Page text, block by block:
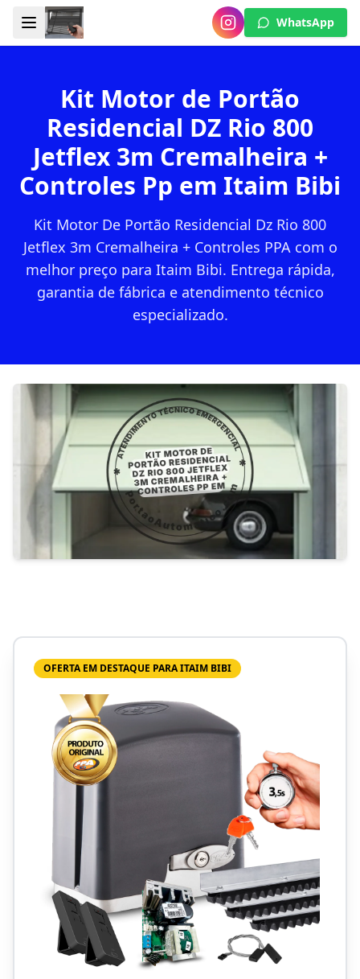
WhatsApp
Kit Motor de Portão
Residencial DZ Rio 800
Jetflex 3m Cremalheira +
Controles Pp em Itaim Bibi
Kit Motor De Portão Residencial Dz Rio 800
Jetflex 3m Cremalheira + Controles PPA com o
melhor preço para Itaim Bibi. Entrega rápida,
garantia de fábrica e atendimento técnico
especializado.
OFERTA EM DESTAQUE PARA ITAIM BIBI